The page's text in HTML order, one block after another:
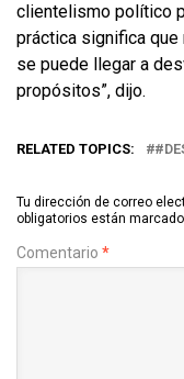
clientelismo político
práctica significa
se puede llegar a
propósitos”, dijo.
RELATED TOPICS:
Tu dirección de correo
obligatorios están
Comentario *